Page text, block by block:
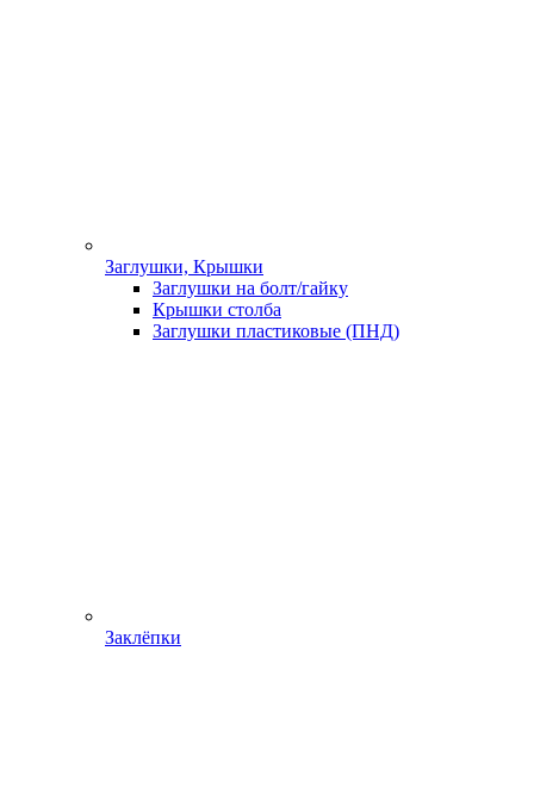
Заглушки, Крышки
Заглушки на болт/гайку
Крышки столба
Заглушки пластиковые (ПНД)
Заклёпки